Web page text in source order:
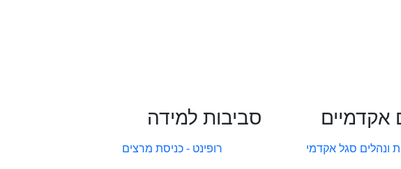
אקדמיים
ונהלים סגל אקדמי
סביבות למידה
רופינט - כניסת מרצים